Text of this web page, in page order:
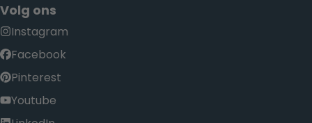
Volg ons
Instagram
Facebook
Pinterest
Youtube